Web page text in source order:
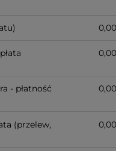
- płatność
(przelew,